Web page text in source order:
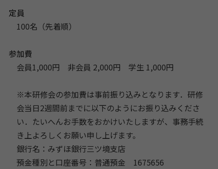
定員
100名（先着順）
参加費
会員1,000円 非会員 2,000円 学生 1,000円
※本研修会の参加費は事前振り込みとなります．研修
会当日2週間前までに以下のようにお振り込みくださ
い．たいへんお手数をおかけいたしますが、事務手続
き上よろしくお願い申し上げます。
銀行名：みずほ銀行三ツ境支店
預金種別と口座番号：普通預金 1675656